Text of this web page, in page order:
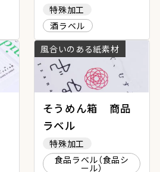
特殊加工
酒ラベル
風合いのある紙素材
そうめん箱 商品
ラベル
特殊加工
食品ラベル（食品シ
ール）